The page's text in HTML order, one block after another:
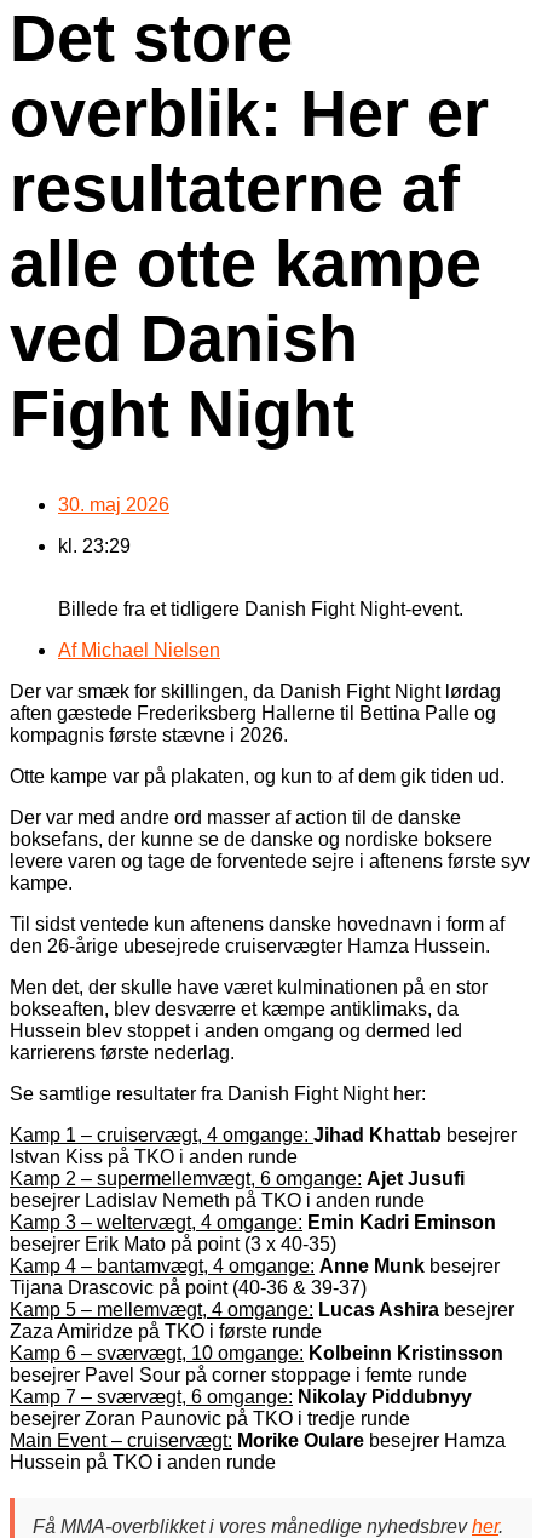
Det store
overblik: Her er
resultaterne af
alle otte kampe
ved Danish
Fight Night
30. maj 2026
kl. 23:29
Billede fra et tidligere Danish Fight Night-event.
AfMichael Nielsen
Der var smæk for skillingen, da Danish Fight Night lørdag
aften gæstede Frederiksberg Hallerne til Bettina Palle og
kompagnis første stævne i 2026.
Otte kampe var på plakaten, og kun to af dem gik tiden ud.
Der var med andre ord masser af action til de danske
boksefans, der kunne se de danske og nordiske boksere
levere varen og tage de forventede sejre i aftenens første syv
kampe.
Til sidst ventede kun aftenens danske hovednavn i form af
den 26-årige ubesejrede cruiservægter Hamza Hussein.
Men det, der skulle have været kulminationen på en stor
bokseaften, blev desværre et kæmpe antiklimaks, da
Hussein blev stoppet i anden omgang og dermed led
karrierens første nederlag.
Se samtlige resultater fra Danish Fight Night her:
Kamp 1 – cruiservægt, 4 omgange: Jihad Khattab besejrer
Istvan Kiss på TKO i anden runde
Kamp 2 – supermellemvægt, 6 omgange: Ajet Jusufi
besejrer Ladislav Nemeth på TKO i anden runde
Kamp 3 – weltervægt, 4 omgange: Emin Kadri Eminson
besejrer Erik Mato på point (3 x 40-35)
Kamp 4 – bantamvægt, 4 omgange: Anne Munk besejrer
Tijana Drascovic på point (40-36 & 39-37)
Kamp 5 – mellemvægt, 4 omgange: Lucas Ashira besejrer
Zaza Amiridze på TKO i første runde
Kamp 6 – sværvægt, 10 omgange: Kolbeinn Kristinsson
besejrer Pavel Sour på corner stoppage i femte runde
Kamp 7 – sværvægt, 6 omgange: Nikolay Piddubnyy
besejrer Zoran Paunovic på TKO i tredje runde
Main Event – cruiservægt: Morike Oulare besejrer Hamza
Hussein på TKO i anden runde
Få MMA-overblikket i vores månedlige nyhedsbrevher.